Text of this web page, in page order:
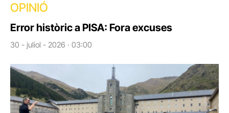
OPINIÓ
Error històric a PISA: Fora excuses
30 - juliol - 2026 · 03:00